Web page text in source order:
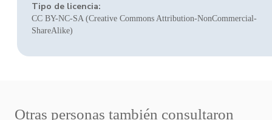
Tipo de licencia:
CC BY-NC-SA (Creative Commons Attribution-NonCommercial-
ShareAlike)
Otras personas también consultaron